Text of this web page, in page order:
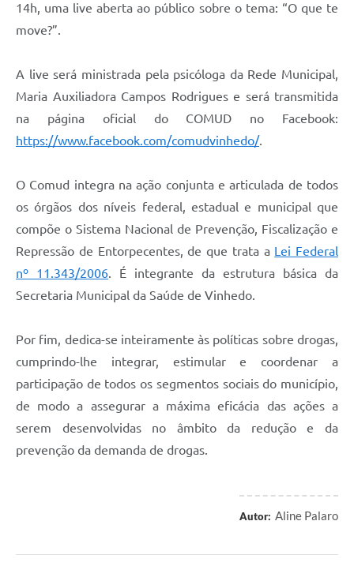
Acesso à Informação
Associação dos Servidores Públicos Municipais de
Vinhedo
Audiências Públicas
Arquivos para Download
Galeria de Vídeos
Legislação
Serviços Online
14h, uma live aberta ao público sobre o tema: “O que te
move?”.
A live será ministrada pela psicóloga da Rede Municipal,
Maria Auxiliadora Campos Rodrigues e será transmitida
na página oficial do COMUD no Facebook:
https://www.facebook.com/comudvinhedo/.
O Comud integra na ação conjunta e articulada de todos
os órgãos dos níveis federal, estadual e municipal que
compõe o Sistema Nacional de Prevenção, Fiscalização e
Repressão de Entorpecentes, de que trata a Lei Federal
nº 11.343/2006. É integrante da estrutura básica da
Secretaria Municipal da Saúde de Vinhedo.
Por fim, dedica-se inteiramente às políticas sobre drogas,
cumprindo-lhe integrar, estimular e coordenar a
participação de todos os segmentos sociais do município,
de modo a assegurar a máxima eficácia das ações a
serem desenvolvidas no âmbito da redução e da
prevenção da demanda de drogas.
Autor: Aline Palaro